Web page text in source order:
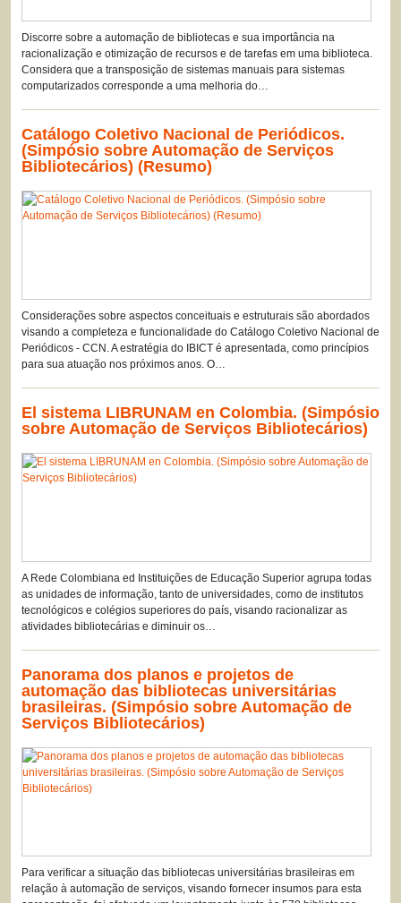
Discorre sobre a automação de bibliotecas e sua importância na
racionalização e otimização de recursos e de tarefas em uma biblioteca.
Considera que a transposição de sistemas manuais para sistemas
computarizados corresponde a uma melhoria do…
Catálogo Coletivo Nacional de Periódicos.
(Simpósio sobre Automação de Serviços
Bibliotecários) (Resumo)
Considerações sobre aspectos conceituais e estruturais são abordados
visando a completeza e funcionalidade do Catálogo Coletivo Nacional de
Periódicos - CCN. A estratégia do IBICT é apresentada, como princípios
para sua atuação nos próximos anos. O…
El sistema LIBRUNAM en Colombia. (Simpósio
sobre Automação de Serviços Bibliotecários)
A Rede Colombiana ed Instituições de Educação Superior agrupa todas
as unidades de informação, tanto de universidades, como de institutos
tecnológicos e colégios superiores do país, visando racionalizar as
atividades bibliotecárias e diminuir os…
Panorama dos planos e projetos de
automação das bibliotecas universitárias
brasileiras. (Simpósio sobre Automação de
Serviços Bibliotecários)
Para verificar a situação das bibliotecas universitárias brasileiras em
relação à automação de serviços, visando fornecer insumos para esta